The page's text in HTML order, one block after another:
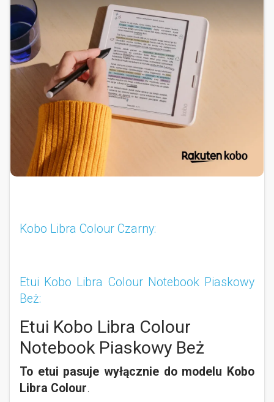
Kobo Libra Colour Czarny:
Etui Kobo Libra Colour Notebook Piaskowy
Beż:
Etui Kobo Libra Colour
Notebook Piaskowy Beż
To etui pasuje wyłącznie do modelu Kobo
Libra Colour.